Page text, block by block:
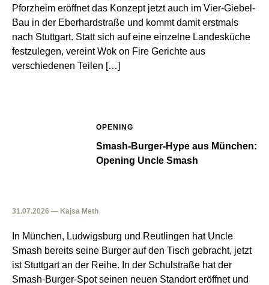
Pforzheim eröffnet das Konzept jetzt auch im Vier-Giebel-
Bau in der Eberhardstraße und kommt damit erstmals
nach Stuttgart. Statt sich auf eine einzelne Landesküche
festzulegen, vereint Wok on Fire Gerichte aus
verschiedenen Teilen […]
OPENING
Smash-Burger-Hype aus München:
Opening Uncle Smash
31.07.2026 — Kajsa Meth
In München, Ludwigsburg und Reutlingen hat Uncle
Smash bereits seine Burger auf den Tisch gebracht, jetzt
ist Stuttgart an der Reihe. In der Schulstraße hat der
Smash-Burger-Spot seinen neuen Standort eröffnet und